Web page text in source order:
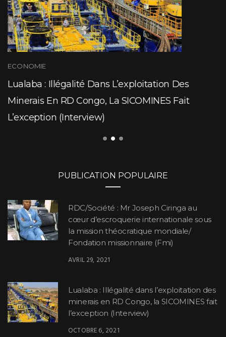
ECONOMIE
Lualaba : Illégalité Dans L’exploitation Des
Minerais En RD Congo, La SICOMINES Fait
L’exception (Interview)
PUBLICATION POPULAIRE
RDC/Société : Mr Joseph Ciringa au
cœur d’escroquerie internationale sous
la mission théocratique mondiale/
Fondation missionnaire (Fmi)
AVRIL 29, 2021
Lualaba : Illégalité dans l’exploitation des
minerais en RD Congo, la SICOMINES fait
l’exception (Interview)
OCTOBRE 6, 2021